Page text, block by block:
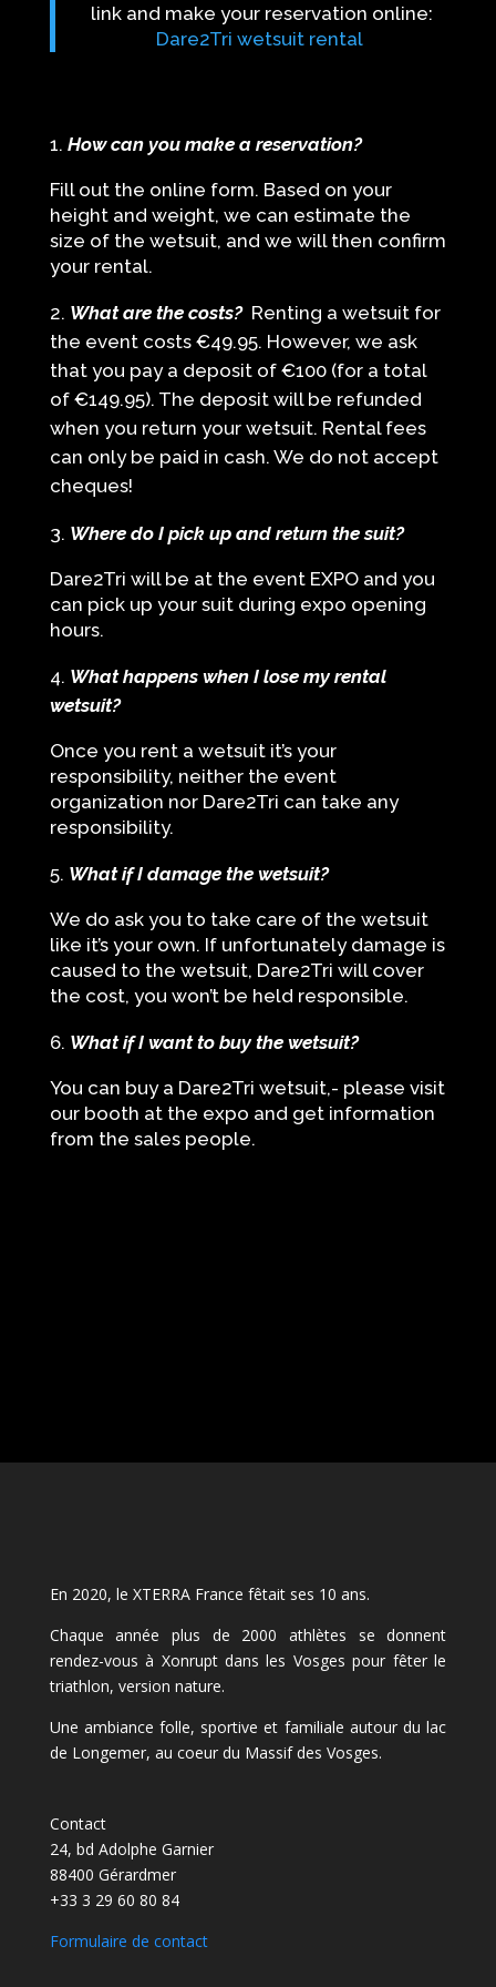
link and make your reservation online:
Dare2Tri wetsuit rental
How can you make a reservation?
Fill out the online form. Based on your
height and weight, we can estimate the
size of the wetsuit, and we will then confirm
your rental.
What are the costs? Renting a wetsuit for
the event costs €49.95. However, we ask
that you pay a deposit of €100 (for a total
of €149.95). The deposit will be refunded
when you return your wetsuit. Rental fees
can only be paid in cash. We do not accept
cheques!
Where do I pick up and return the suit?
Dare2Tri will be at the event EXPO and you
can pick up your suit during expo opening
hours.
What happens when I lose my rental
wetsuit?
Once you rent a wetsuit it’s your
responsibility, neither the event
organization nor Dare2Tri can take any
responsibility.
What if I damage the wetsuit?
We do ask you to take care of the wetsuit
like it’s your own. If unfortunately damage is
caused to the wetsuit, Dare2Tri will cover
the cost, you won’t be held responsible.
What if I want to buy the wetsuit?
You can buy a Dare2Tri wetsuit,- please visit
our booth at the expo and get information
from the sales people.
En 2020, le XTERRA France fêtait ses 10 ans.
Chaque année plus de 2000 athlètes se donnent
rendez-vous à Xonrupt dans les Vosges pour fêter le
triathlon, version nature.
Une ambiance folle, sportive et familiale autour du lac
de Longemer, au coeur du Massif des Vosges.
Contact
24, bd Adolphe Garnier
88400 Gérardmer
+33 3 29 60 80 84
Formulaire de contact